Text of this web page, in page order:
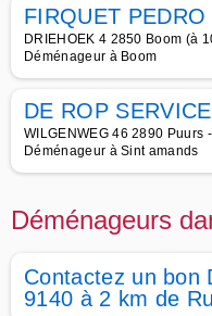
FIRQUET PEDRO
DRIEHOEK 4 2850 Boom (à
Déménageur à Boom
DE ROP
WILGENWEG 46 2890
Déménageur à Sint amands
Déménageurs
Contactez un bon
9140 à 2 km de